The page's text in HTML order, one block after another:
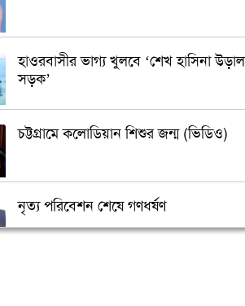
হাওরবাসীর ভাগ্য খুলবে ‘শেখ হাসিনা উড়াল
সড়ক’
চট্টগ্রামে কলোডিয়ান শিশুর জন্ম (ভিডিও)
নৃত্য পরিবেশন শেষে গণধর্ষণ